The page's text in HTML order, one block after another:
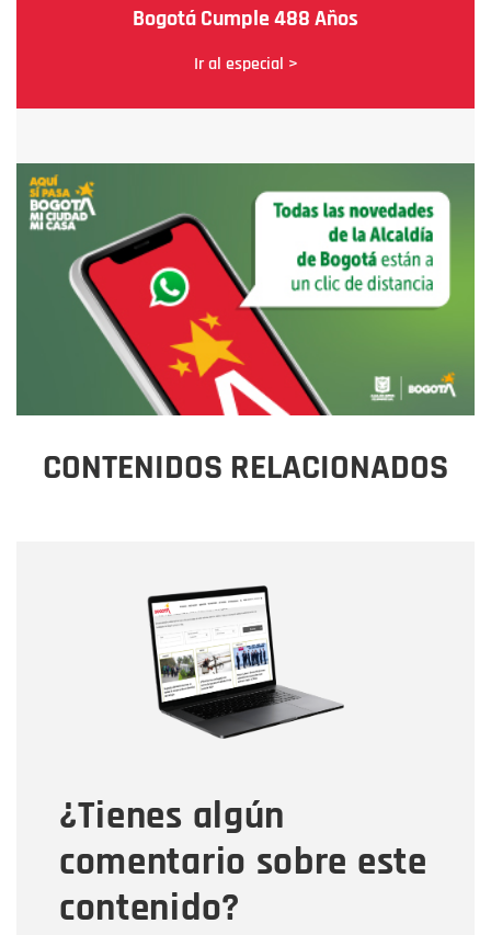
Bogotá Cumple 488 Años
Ir al especial >
CONTENIDOS RELACIONADOS
¿Tienes algún
comentario sobre este
contenido?
Correo electrónico
Tipo de comentario
Mensaje